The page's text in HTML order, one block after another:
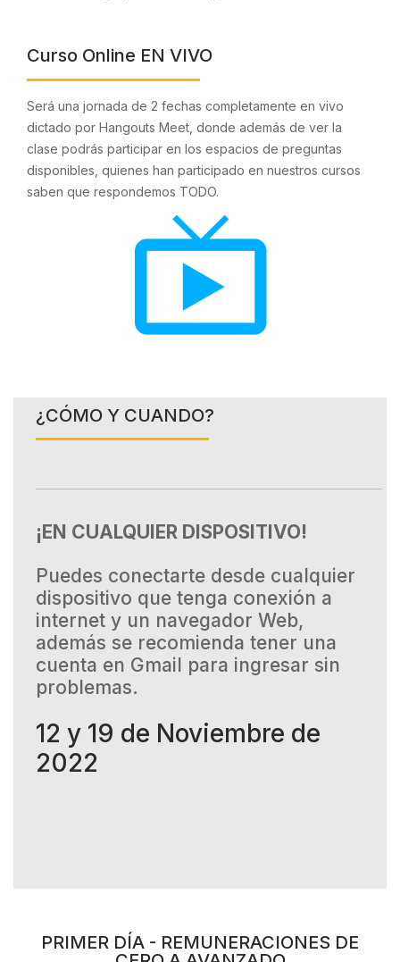
Curso Online EN VIVO
Será una jornada de 2 fechas completamente en vivo
dictado por Hangouts Meet, donde además de ver la
clase podrás participar en los espacios de preguntas
disponibles, quienes han participado en nuestros cursos
saben que respondemos TODO.
¿CÓMO Y CUANDO?
¡EN CUALQUIER DISPOSITIVO!
Puedes conectarte desde cualquier
dispositivo que tenga conexión a
internet y un navegador Web,
además se recomienda tener una
cuenta en Gmail para ingresar sin
problemas.
12 y 19 de Noviembre de
2022
PRIMER DÍA - REMUNERACIONES DE